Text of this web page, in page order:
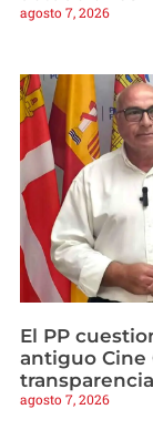
agosto 7, 2026
El PP
antiguo Cine
transparencia
agosto 7, 2026